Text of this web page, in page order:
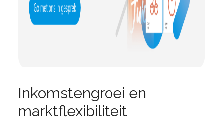
Inkomstengroei en
marktflexibiliteit